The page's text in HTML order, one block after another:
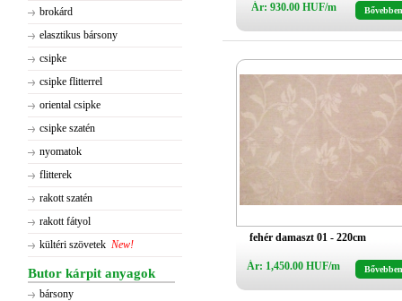
brokárd
elasztikus bársony
csipke
csipke flitterrel
oriental csipke
csipke szatén
nyomatok
flitterek
rakott szatén
rakott fátyol
kültéri szövetek New!
Butor kárpit anyagok
bársony
Ár: 930.00 HUF/m Bővebben
fehér damaszt 01 - 220cm
Ár: 1,450.00 HUF/m Bővebben